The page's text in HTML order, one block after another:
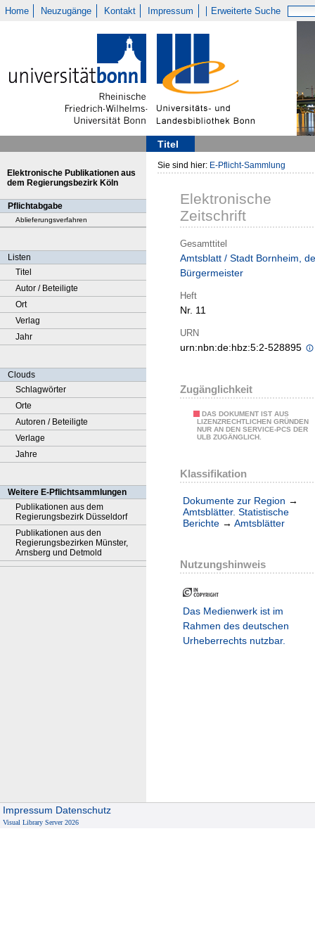
Home Neuzugänge Kontakt Impressum Erweiterte Suche
Titel
Elektronische Publikationen aus
dem Regierungsbezirk Köln
Pflichtabgabe
Ablieferungsverfahren
Listen
Titel
Autor / Beteiligte
Ort
Verlag
Jahr
Clouds
Schlagwörter
Orte
Autoren / Beteiligte
Verlage
Jahre
Weitere E-Pflichtsammlungen
Publikationen aus dem
Regierungsbezirk Düsseldorf
Publikationen aus den
Regierungsbezirken Münster,
Arnsberg und Detmold
Sie sind hier: E-Pflicht-Sammlung
Elektronische
Zeitschrift
Gesamttitel
Amtsblatt / Stadt Bornheim,
Bürgermeister
Heft
Nr. 11
URN
urn:nbn:de:hbz:5:2-528895
Zugänglichkeit
DAS DOKUMENT IST AUS
LIZENZRECHTLICHEN GRÜNDEN
NUR AN DEN SERVICE-PCS DER
ULB ZUGÄNGLICH.
Klassifikation
Dokumente zur Region →
Amtsblätter. Statistische
Berichte → Amtsblätter
Nutzungshinweis
Das Medienwerk ist im
Rahmen des deutschen
Urheberrechts nutzbar.
Impressum Datenschutz
Visual Library Server 2026